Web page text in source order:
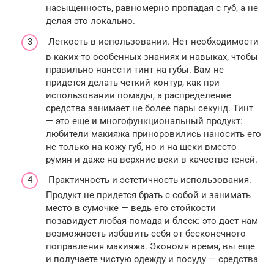
насыщенность, равномерно пропадая с губ, а не
делая это локально.
Легкость в использовании. Нет необходимости
в каких-то особенных знаниях и навыках, чтобы
правильно нанести тинт на губы. Вам не
придется делать четкий контур, как при
использовании помады, а распределение
средства занимает не более пары секунд. Тинт
— это еще и многофункциональный продукт:
любители макияжа приноровились наносить его
не только на кожу губ, но и на щеки вместо
румян и даже на верхние веки в качестве теней.
Практичность и эстетичность использования.
Продукт не придется брать с собой и занимать
место в сумочке — ведь его стойкости
позавидует любая помада и блеск: это дает нам
возможность избавить себя от бесконечного
поправления макияжа. Экономя время, вы еще
и получаете чистую одежду и посуду — средства